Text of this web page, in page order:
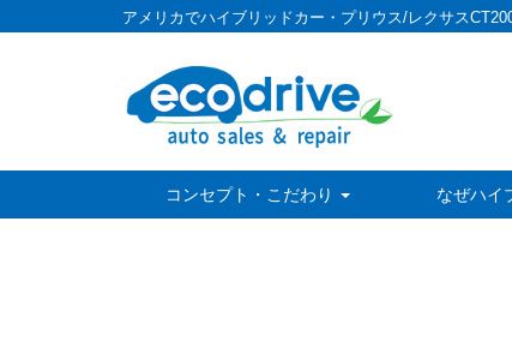
アメリカでハイブリッドカー・プリウス/レクサス
コンセプト・こだわり なぜハイ